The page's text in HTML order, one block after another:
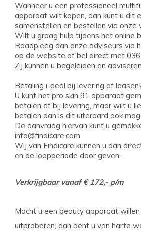
Wanneer u een professioneel
apparaat wilt kopen, dan kunt u dit
samenstellen en bestellen via onze
Wilt u graag hulp tijdens het online
Raadpleeg dan onze adviseurs via
op de website of bel direct met
Zij kunnen u begeleiden en
Betaling i-deal bij levering of
U kunt het pro skin 91 apparaat
betalen of bij levering, maar wilt u
betalen dan is dit uiteraard ook
De aanvraag hiervan kunt u
info@findicare.com
Wij van Findicare kunnen u dan
en de loopperiode door geven.
Verkrijgbaar vanaf € 172,- p/m
Mocht u een beauty apparaat willen
uitproberen, dan bent u van harte